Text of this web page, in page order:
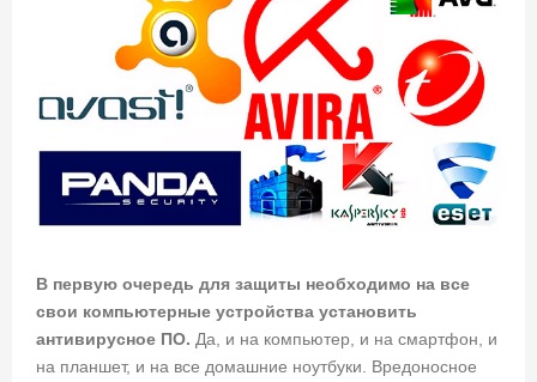
В первую очередь для защиты необходимо на все
свои компьютерные устройства установить
антивирусное ПО. Да, и на компьютер, и на смартфон, и
на планшет, и на все домашние ноутбуки. Вредоносное